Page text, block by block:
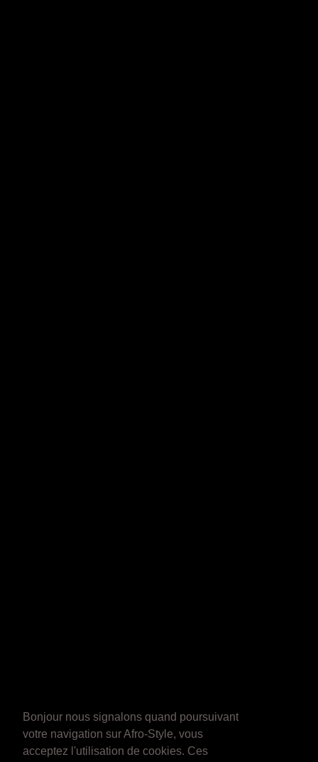
Bonjour nous signalons quand poursuivant
votre navigation sur Afro-Style, vous
acceptez l'utilisation de cookies. Ces